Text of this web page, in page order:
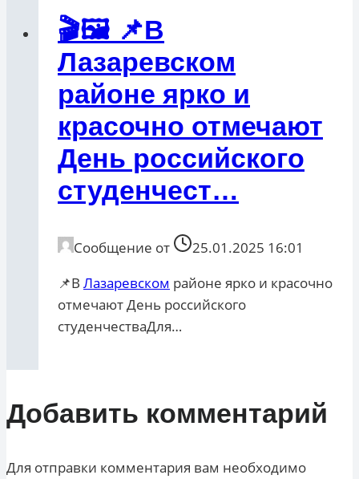
🎬🖼 📌В
Лазаревском
районе ярко и
красочно отмечают
День российского
студенчест…
Сообщение от
25.01.2025 16:01
📌В Лазаревском районе ярко и красочно
отмечают День российского
студенчестваДля…
Добавить комментарий
Для отправки комментария вам необходимо